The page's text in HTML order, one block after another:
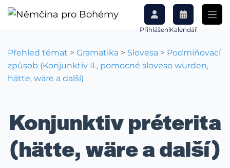
PřihlášeníKalendář
Přehled témat > Gramatika > Slovesa > Podmiňovací
způsob (Konjunktiv II., pomocné sloveso würden,
hätte, wäre a další)
Konjunktiv préterita
(hätte, wäre a další)